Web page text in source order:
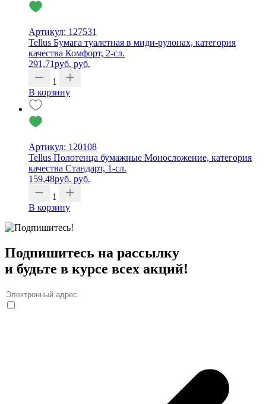
Артикул: 127531
Tellus Бумага туалетная в миди-рулонах, категория
качества Комфорт, 2-сл.
291,71руб. руб.
1
В корзину
Артикул: 120108
Tellus Полотенца бумажные Моносложение, категория
качества Стандарт, 1-сл.
159,48руб. руб.
1
В корзину
Подпишитесь на рассылку
и будьте в курсе всех акций!